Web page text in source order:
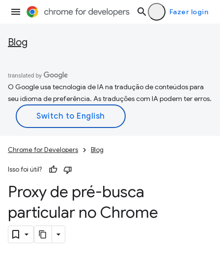
Fazer login
Blog
O Google usa tecnologia de IA na tradução de conteúdos para
seu idioma de preferência. As traduções com IA podem ter erros.
Chrome for Developers Blog
Isso foi útil?
Proxy de pré-busca
particular no Chrome